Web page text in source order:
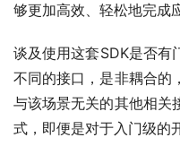
够更加高效、轻松地完成
谈及使用这套SDK是否有
不同的接口，是非耦合的
与该场景无关的其他相关
式，即便是对于入门级的